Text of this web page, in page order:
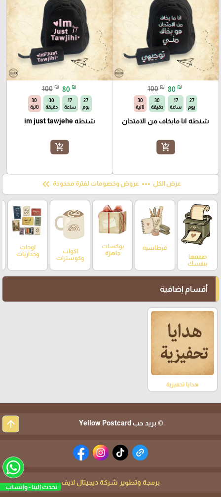
تحدث الينا - واتساب
100 ₪ 80 ₪
27
يوم
17
ساعة
30
دقيقة
28
ثانية
شنطة انا مابخاف من الامتحان
add_shopping_cart
100 ₪ 80 ₪
27
يوم
17
ساعة
30
دقيقة
28
ثانية
شنطة im just tawjehe
add_shopping_cart
عرض الكل more_horiz عروض وخصومات لفترة محدودة keyboard_double_arrow_left
صممها
بنفسك
قرطاسية
بوكسات
جاهزة
اكواب
وكوسترات
لوحات
وجداريات
أقسام إضافية
هدايا تحفيزية
© بريد حب Yellow Postcard arrow_upward
برمجة وتطوير شركة ديجيتال لايف